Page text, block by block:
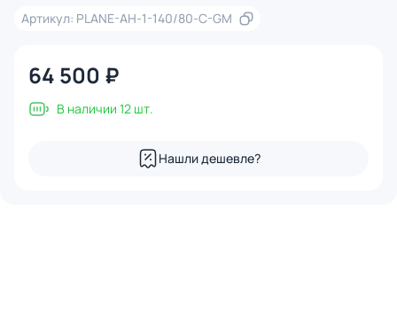
Артикул: PLANE-AH-1-140/80-C-GM
64 500 ₽
В наличии 12 шт.
Нашли дешевле?